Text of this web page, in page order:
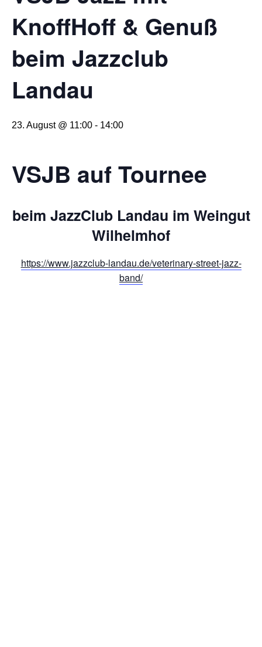
KnoffHoff & Genuß
beim Jazzclub
Landau
23. August @ 11:00 - 14:00
VSJB auf Tournee
beim JazzClub Landau im Weingut
Wilhelmhof
https://www.jazzclub-landau.de/veterinary-street-jazz-
band/